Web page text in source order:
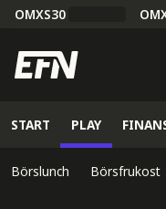
OMXS30
START PLAY
Börslunch Börsfrukost